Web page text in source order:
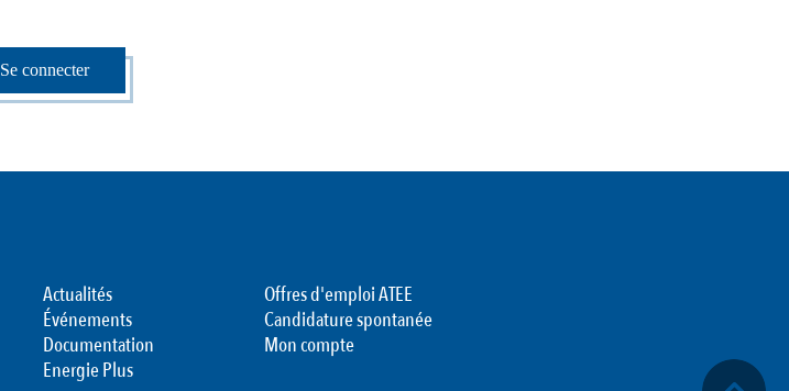
Se connecter
Actualités
Événements
Documentation
Energie Plus
Offres d'emploi ATEE
Candidature spontanée
Mon compte